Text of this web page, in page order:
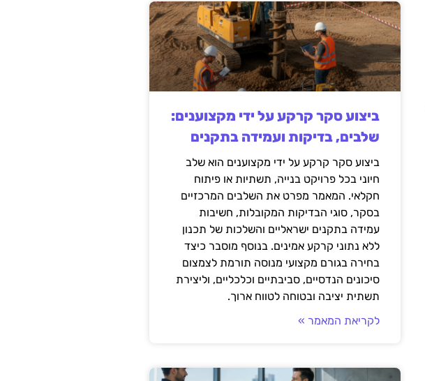
ביצוע סקר קרקע על ידי מקצוענים:
שלבים, בדיקות ועמידה בתקנים
ביצוע סקר קרקע על ידי מקצוענים הוא שלב
חיוני בכל פרויקט בנייה, תשתיות או פיתוח
חקלאי. המאמר מפרט את השלבים המרכזיים
בסקר, סוגי הבדיקות המקובלות, חשיבות
עמידה בתקנים ישראליים והשלכות של תכנון
ללא נתוני קרקע אמינים. בנוסף מוסבר כיצד
בחירה בגורם מקצועי מנוסה תורמת לצמצום
סיכונים הנדסיים, סביבתיים וכלכליים, וליצירת
תשתית יציבה ובטוחה לטווח ארוך.
לקריאת המאמר »